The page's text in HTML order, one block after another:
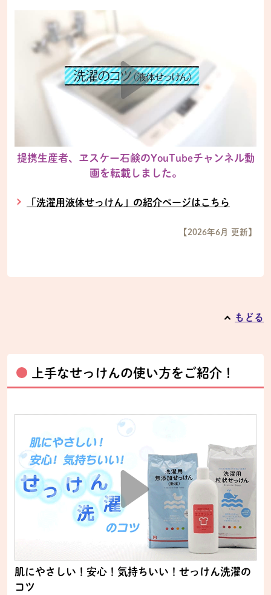
提携生産者、ヱスケー石鹸のYouTubeチャンネル動
画を転載しました。
「洗濯用液体せっけん」の紹介ページはこちら
【2026年6月 更新】
もどる
上手なせっけんの使い方をご紹介！
肌にやさしい！安心！気持ちいい！せっけん洗濯の
コツ